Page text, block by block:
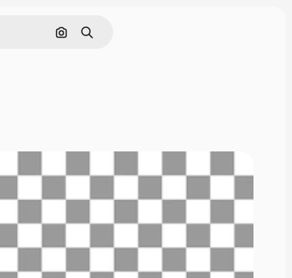
Nach Bild suchen
Suchen